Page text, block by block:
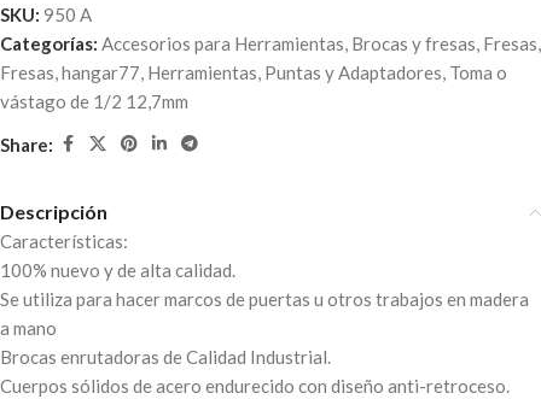
SKU: 950 A
Categorías: Accesorios para Herramientas, Brocas y fresas, Fresas,
Fresas,hangar77, Herramientas, Puntas y Adaptadores, Toma o
vástago de 1/2 12,7mm
Share:
Descripción
Características:
100% nuevo y de alta calidad.
Se utiliza para hacer marcos de puertas u otros trabajos en madera
a mano
Brocas enrutadoras de Calidad Industrial.
Cuerpos sólidos de acero endurecido con diseño anti-retroceso.